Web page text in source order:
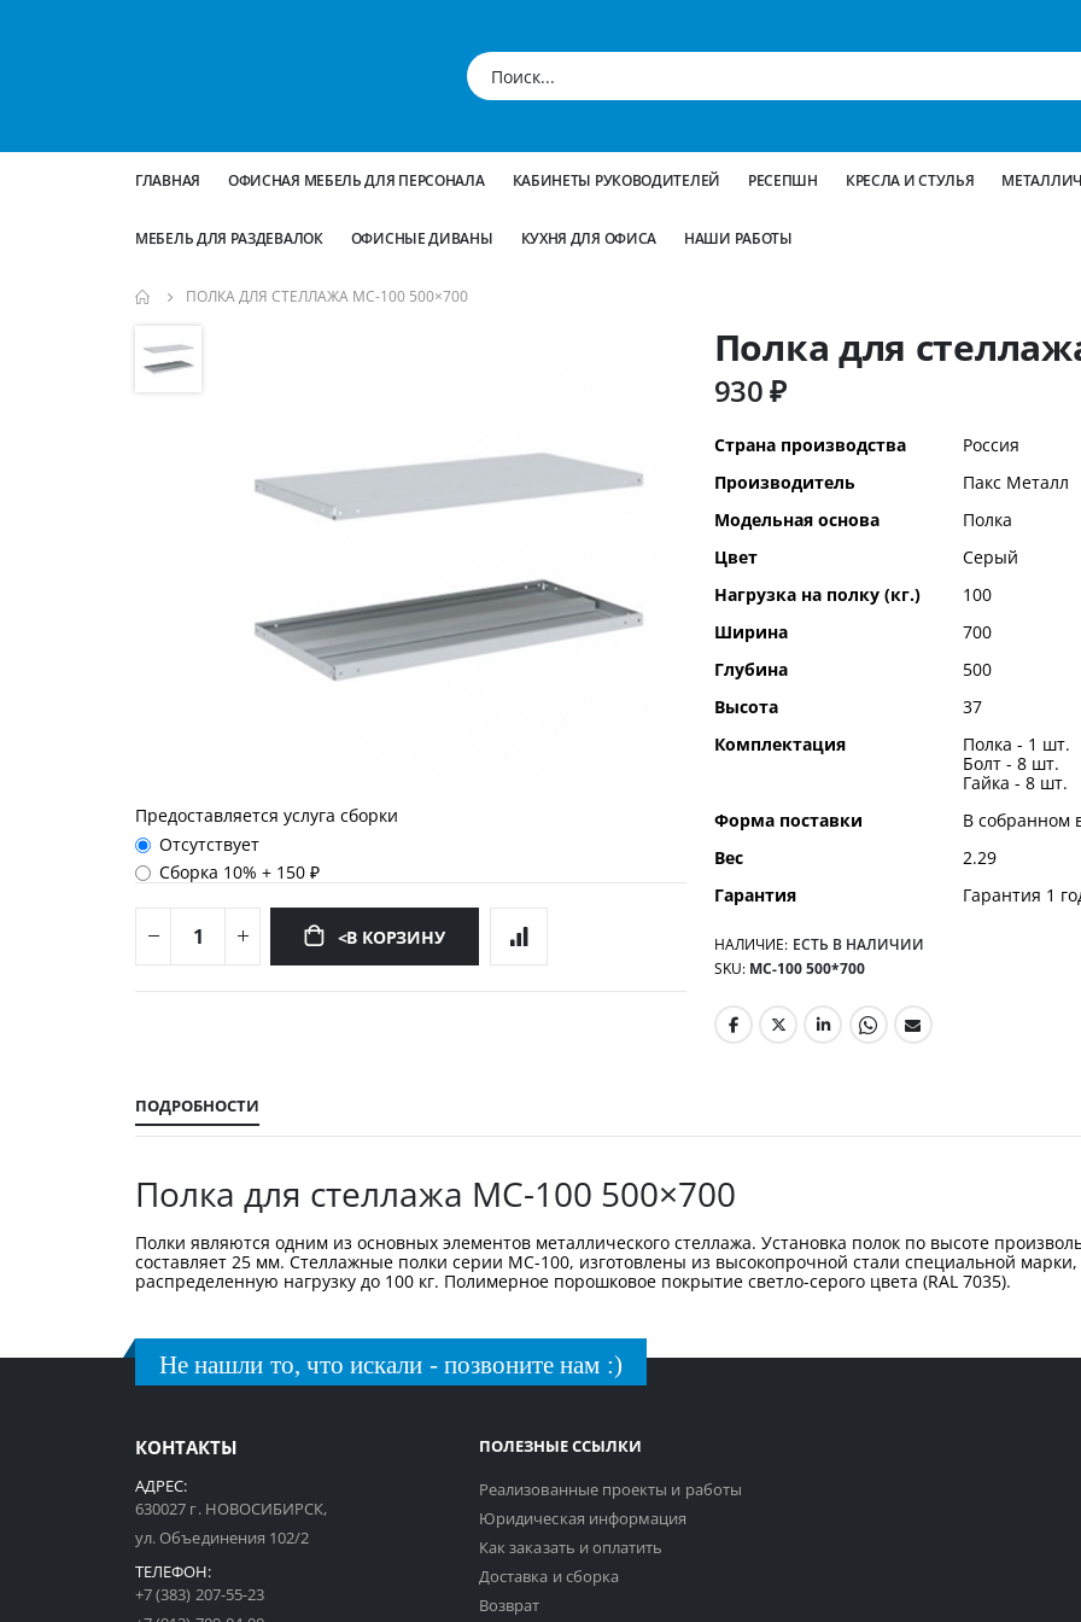
ГЛАВНАЯ ОФИСНАЯ МЕБЕЛЬ ДЛЯ ПЕРСОНАЛА КАБИНЕТЫ РУКОВОДИТЕЛЕЙ РЕСЕПШН КРЕСЛА И СТУЛЬЯ
МЕБЕЛЬ ДЛЯ РАЗДЕВАЛОК ОФИСНЫЕ ДИВАНЫ КУХНЯ ДЛЯ ОФИСА НАШИ РАБОТЫ
ПОЛКА ДЛЯ СТЕЛЛАЖА МС-100 500×700
и
перейти
Предоставляется услуга сборки
Отсутствует
Сборка 10%+ 150 ₽
<В КОРЗИНУ
изображений
Полка для
930 ₽
Дополнительная
информация
Страна производства
Россия
Производитель
Пакс Металл
Модельная основа
Полка
Цвет
Серый
Нагрузка на полку (кг.)
100
Ширина
700
Глубина
500
Высота
37
Комплектация
Полка - 1 шт.
Болт - 8 шт.
Гайка - 8 шт.
Форма поставки
В собранном
Вес
2.29
Гарантия
Гарантия 1
НАЛИЧИЕ: ЕСТЬ В НАЛИЧИИ
SKU МС-100 500*700
ПОДРОБНОСТИ
Полка для стеллажа МС-100 500×700
Полки являются одним из основных элементов металлического стеллажа. Установка полок по высоте
составляет 25 мм. Стеллажные полки серии МС-100, изготовлены из высокопрочной стали специальной
распределенную нагрузку до 100 кг. Полимерное порошковое покрытие светло-серого цвета (RAL 7035).
Не нашли то, что искали - позвоните нам :)
КОНТАКТЫ
АДРЕС:
630027 г. НОВОСИБИРСК,
ул. Объединения 102/2
ТЕЛЕФОН:
+7 (383) 207-55-23
ПОЛЕЗНЫЕ ССЫЛКИ
Реализованные проекты и работы
Юридическая информация
Как заказать и оплатить
Доставка и сборка
Возврат